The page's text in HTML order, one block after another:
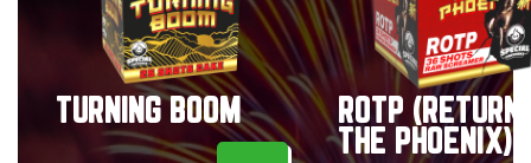
TURNING BOOM
ROTP (RETURN
THE PHOENIX)